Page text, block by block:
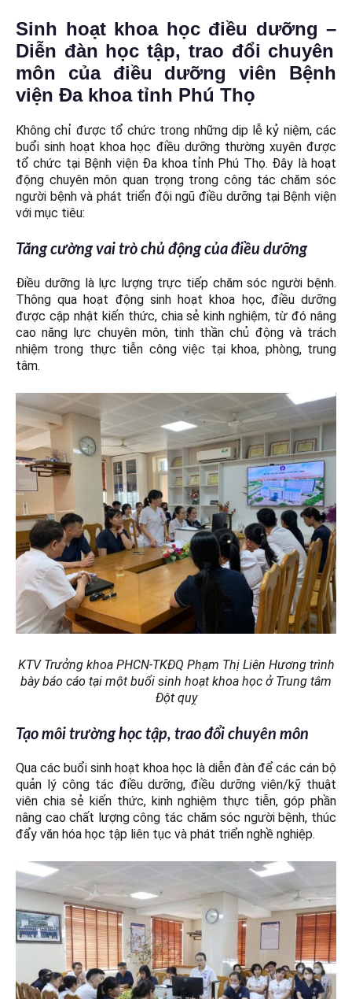
Sinh hoạt khoa học điều dưỡng –
Diễn đàn học tập, trao đổi chuyên
môn của điều dưỡng viên Bệnh
viện Đa khoa tỉnh Phú Thọ
Không chỉ được tổ chức trong những dịp lễ kỷ niệm, các
buổi sinh hoạt khoa học điều dưỡng thường xuyên được
tổ chức tại Bệnh viện Đa khoa tỉnh Phú Thọ. Đây là hoạt
động chuyên môn quan trọng trong công tác chăm sóc
người bệnh và phát triển đội ngũ điều dưỡng tại Bệnh viện
với mục tiêu:
Tăng cường vai trò chủ động của điều dưỡng
Điều dưỡng là lực lượng trực tiếp chăm sóc người bệnh.
Thông qua hoạt động sinh hoạt khoa học, điều dưỡng
được cập nhật kiến thức, chia sẻ kinh nghiệm, từ đó nâng
cao năng lực chuyên môn, tinh thần chủ động và trách
nhiệm trong thực tiễn công việc tại khoa, phòng, trung
tâm.
KTV Trưởng khoa PHCN-TKĐQ Phạm Thị Liên Hương trình
bày báo cáo tại một buổi sinh hoạt khoa học ở Trung tâm
Đột quỵ
Tạo môi trường học tập, trao đổi chuyên môn
Qua các buổi sinh hoạt khoa học là diễn đàn để các cán bộ
quản lý công tác điều dưỡng, điều dưỡng viên/kỹ thuật
viên chia sẻ kiến thức, kinh nghiệm thực tiễn, góp phần
nâng cao chất lượng công tác chăm sóc người bệnh, thúc
đẩy văn hóa học tập liên tục và phát triển nghề nghiệp.